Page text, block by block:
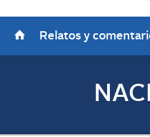
Relatos y